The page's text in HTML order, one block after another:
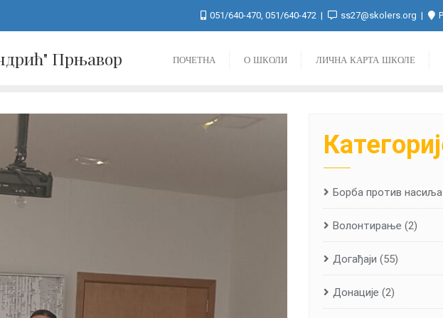
051/640-470, 051/640-472 ss27@skolers.org
Прњавор ПОЧЕТНА О ШКОЛИ ЛИЧНА КАРТА ШКОЛЕ
Борба против насиља
Волонтирање (2)
Догађаји (55)
Донације (2)